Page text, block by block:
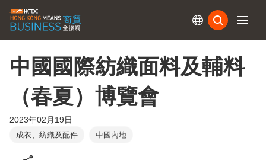
中國國際紡織面料及輔料
（春夏）博覽會
2023年02月19日
成衣、紡織及配件 中國內地